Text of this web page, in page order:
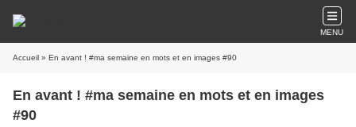
MENU
Accueil » En avant ! #ma semaine en mots et en images #90
En avant ! #ma semaine en mots et en images
#90